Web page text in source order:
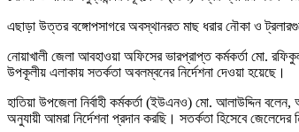
এছাড়া উত্তর বঙ্গোপসাগরে অবস্থানরত মাছ ধরার নৌকা ও
নোয়াখালী জেলা আবহাওয়া অফিসের ভারপ্রাপ্ত কর্মকর্তা মো.
উপকূলীয় এলাকায় সতর্কতা অবলম্বনের নির্দেশনা দেওয়া হয়েছে।
হাতিয়া উপজেলা নির্বাহী কর্মকর্তা (ইউএনও) মো. আলাউদ্দিন
অনুযায়ী আমরা নির্দেশনা প্রদান করছি। সতর্কতা হিসেবে